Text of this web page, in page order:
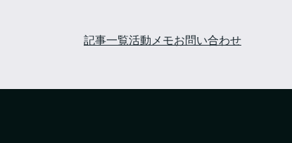
記事一覧活動メモお問い合わせ